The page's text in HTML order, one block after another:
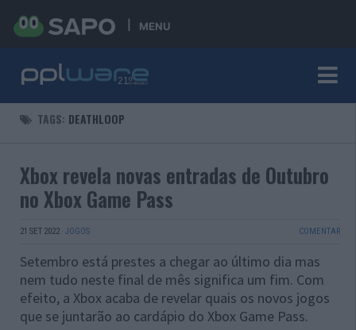
MENU
TAGS: DEATHLOOP
Xbox revela novas entradas de Outubro
no Xbox Game Pass
21 SET 2022 · JOGOS COMENTAR
Setembro está prestes a chegar ao último dia mas
nem tudo neste final de mês significa um fim. Com
efeito, a Xbox acaba de revelar quais os novos jogos
que se juntarão ao cardápio do Xbox Game Pass.